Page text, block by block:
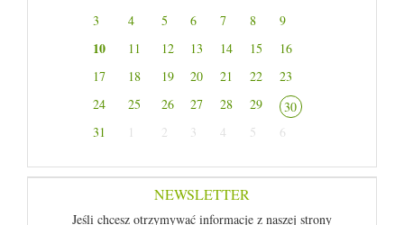
3
4 5 6 7 8 9
10 11 12 13 14 15
16
17
18 19 20 21 22
23
24
25 26 27 28 29
30
31
1 2 3 4 5 6
NEWSLETTER
Jeśli chcesz otrzymywać informacje z naszej strony